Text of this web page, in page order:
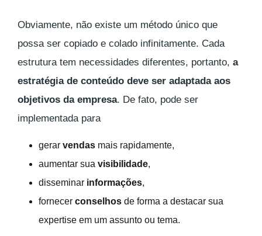
Obviamente, não existe um método único que
possa ser copiado e colado infinitamente. Cada
estrutura tem necessidades diferentes, portanto, a
estratégia de conteúdo deve ser adaptada aos
objetivos da empresa. De fato, pode ser
implementada para
gerar vendas mais rapidamente,
aumentar sua visibilidade,
disseminar informações,
fornecer conselhos de forma a destacar sua
expertise em um assunto ou tema.